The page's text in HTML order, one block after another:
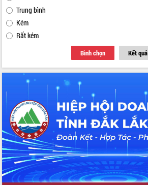
Trung bình
Kém
Rất kém
Bình chọn Kết quả